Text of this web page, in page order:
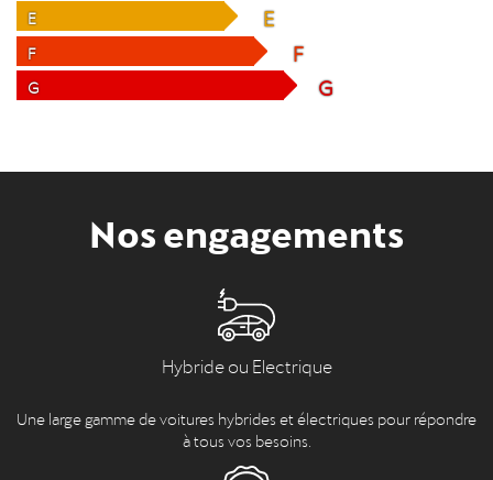
E E
F F
G G
Nos engagements
Hybride ou Electrique
Une large gamme de voitures hybrides et électriques pour répondre
à tous vos besoins.